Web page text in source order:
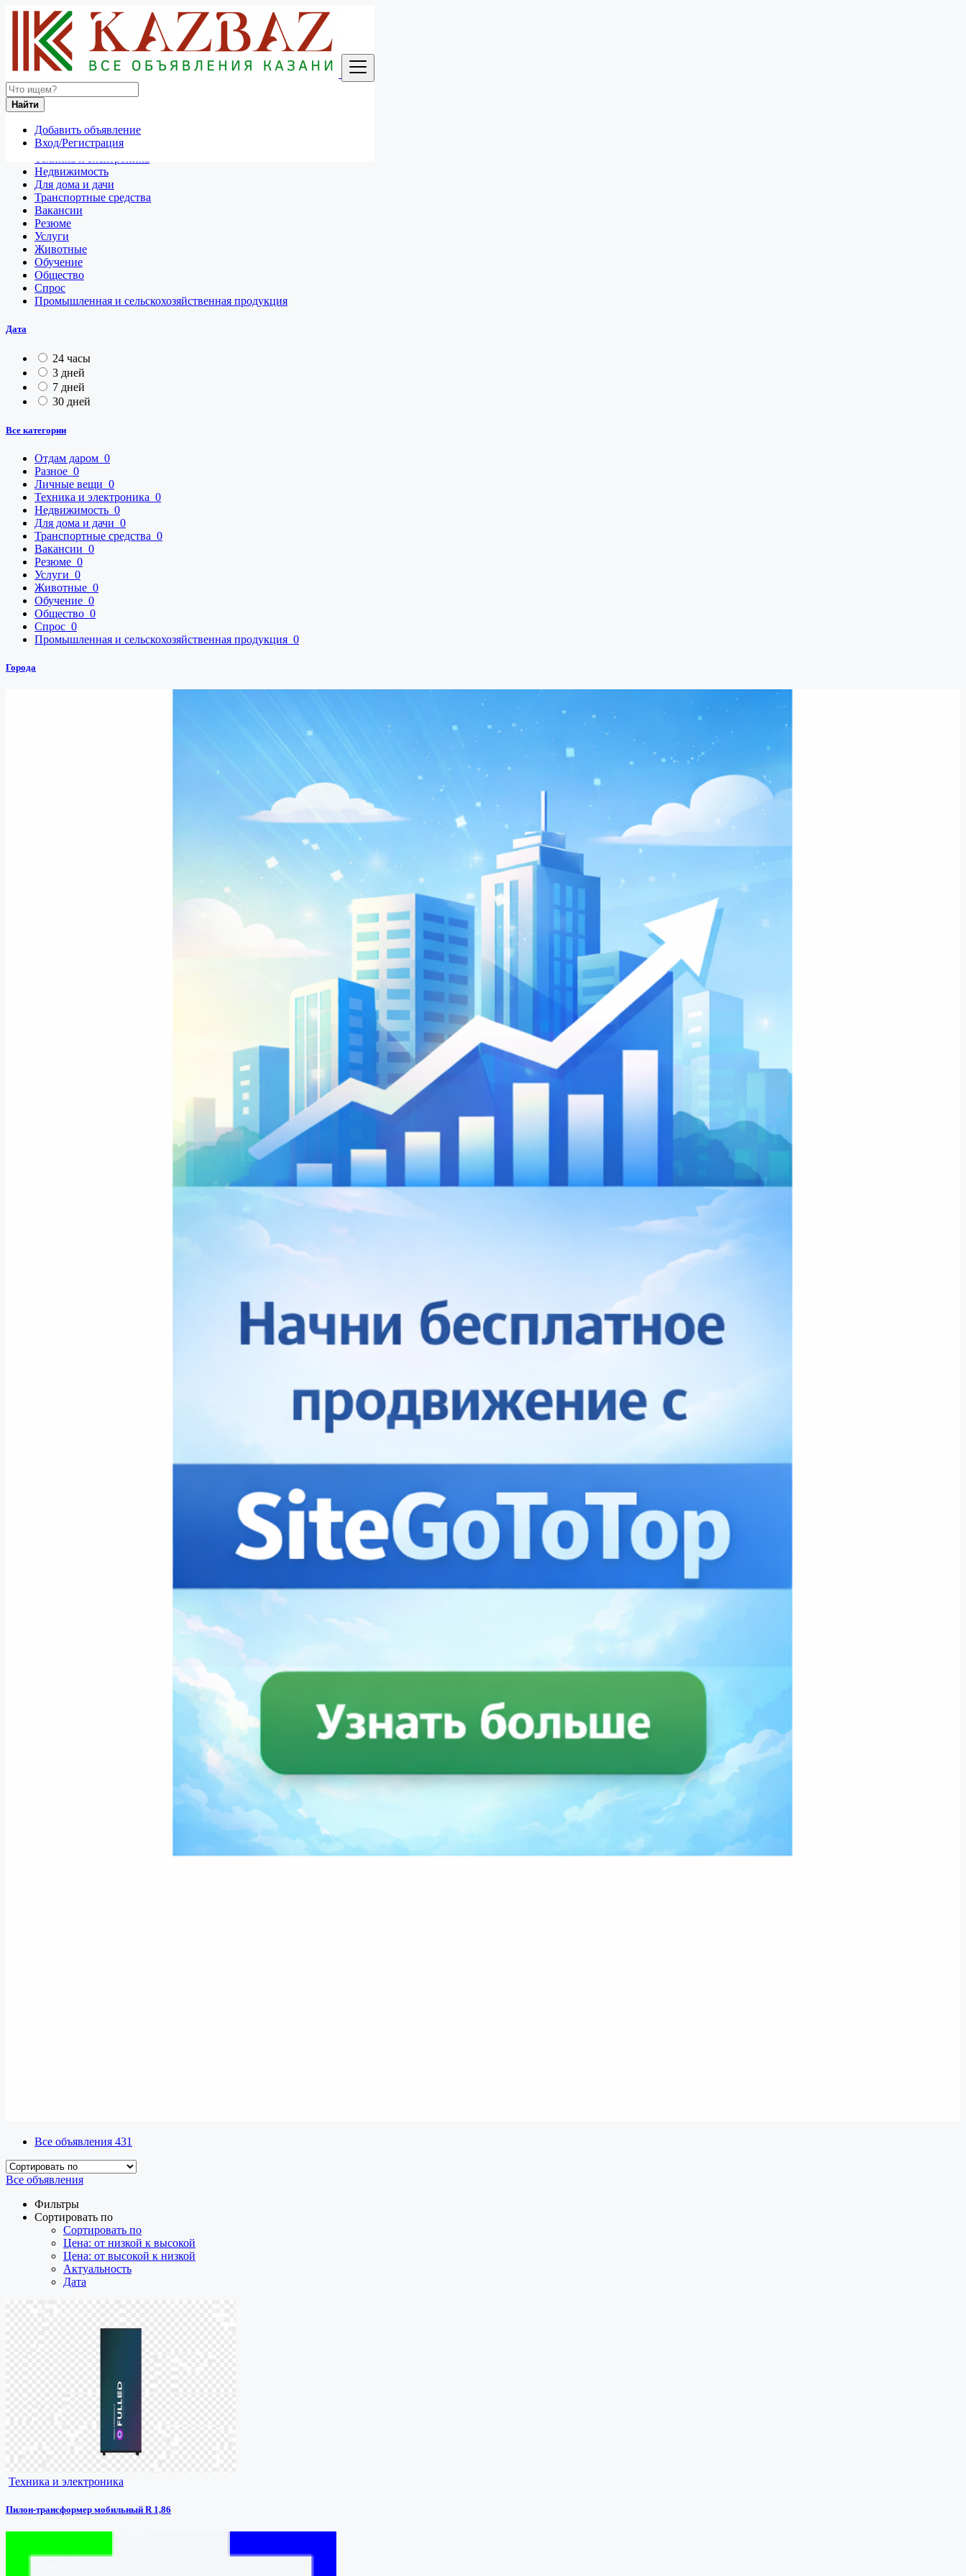
Найти
Добавить объявление
Вход/Регистрация
Россия
Разное
Личные вещи
Недвижимость
Для дома и дачи
Транспортные средства
Вакансии
Резюме
Услуги
Животные
Обучение
Общество
Спрос
Промышленная и сельскохозяйственная продукция
Дата
24 часы
3 дней
7 дней
30 дней
Все категории
Отдам даром 0
Разное 0
Личные вещи 0
Техника и электроника 0
Недвижимость 0
Для дома и дачи 0
Транспортные средства 0
Вакансии 0
Резюме 0
Услуги 0
Животные 0
Обучение 0
Общество 0
Спрос 0
Промышленная и сельскохозяйственная продукция 0
Города
Все объявления 431
Все объявления
Фильтры
Сортировать по
Сортировать по
Цена: от низкой к высокой
Цена: от высокой к низкой
Актуальность
Дата
Техника и электроника
Пилон-трансформер мобильный R 1,86